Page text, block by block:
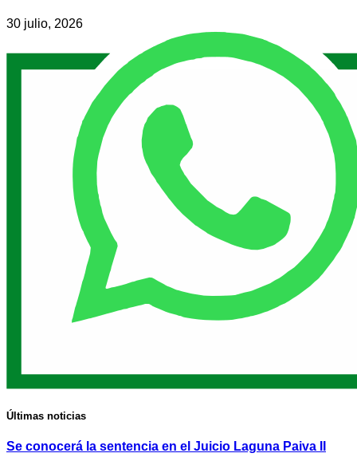
30 julio, 2026
Últimas noticias
Se conocerá la sentencia en el Juicio Laguna Paiva II